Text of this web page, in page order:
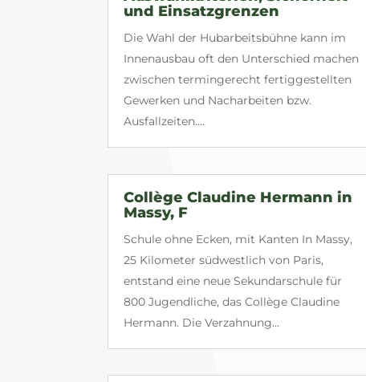
und Einsatzgrenzen
Die Wahl der Hubarbeitsbühne kann im
Innenausbau oft den Unterschied machen
zwischen termingerecht fertiggestellten
Gewerken und Nacharbeiten bzw.
Ausfallzeiten....
Collège Claudine Hermann in
Massy, F
Schule ohne Ecken, mit Kanten In Massy,
25 Kilometer südwestlich von Paris,
entstand eine neue Sekundarschule für
800 Jugendliche, das Collège Claudine
Hermann. Die Verzahnung...